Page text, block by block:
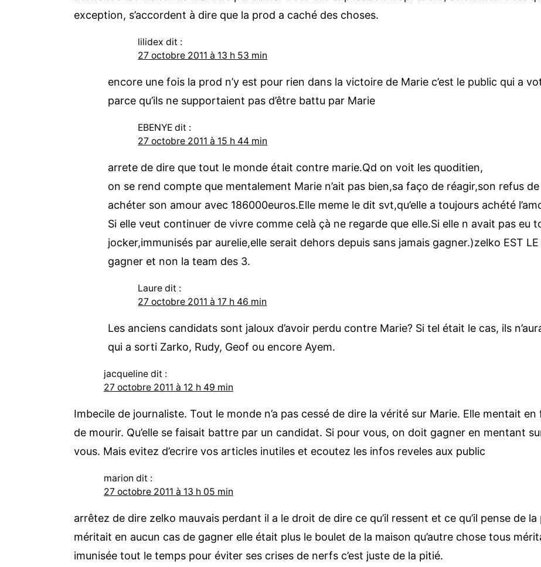
exception, s’accordent à dire que la prod a caché des choses.
lilidex dit :
27 octobre 2011 à 13 h 53 min
encore une fois la prod n’y est pour rien dans la victoire de Marie c’est le public qui a
parce qu’ils ne supportaient pas d’être battu par Marie
EBENYE dit :
27 octobre 2011 à 15 h 44 min
arrete de dire que tout le monde était contre marie.Qd on voit les quoditien,
on se rend compte que mentalement Marie n’ait pas bien,sa faço de réagir,son refus
achéter son amour avec 186000euros.Elle meme le dit svt,qu’elle a toujours achété
Si elle veut continuer de vivre comme celà çà ne regarde que elle.Si elle n avait pas eu
jocker,immunisés par aurelie,elle serait dehors depuis sans jamais gagner.)zelko EST
gagner et non la team des 3.
Laure dit :
27 octobre 2011 à 17 h 46 min
Les anciens candidats sont jaloux d’avoir perdu contre Marie? Si tel était le cas, ils
qui a sorti Zarko, Rudy, Geof ou encore Ayem.
jacqueline dit :
27 octobre 2011 à 12 h 49 min
Imbecile de journaliste. Tout le monde n’a pas cessé de dire la vérité sur Marie. Elle mentait
de mourir. Qu’elle se faisait battre par un candidat. Si pour vous, on doit gagner en mentant
vous. Mais evitez d’ecrire vos articles inutiles et ecoutez les infos reveles aux public
marion dit :
27 octobre 2011 à 13 h 05 min
arrêtez de dire zelko mauvais perdant il a le droit de dire ce qu’il ressent et ce qu’il pense de
méritait en aucun cas de gagner elle était plus le boulet de la maison qu’autre chose tous
imunisée tout le temps pour éviter ses crises de nerfs c’est juste de la pitié.